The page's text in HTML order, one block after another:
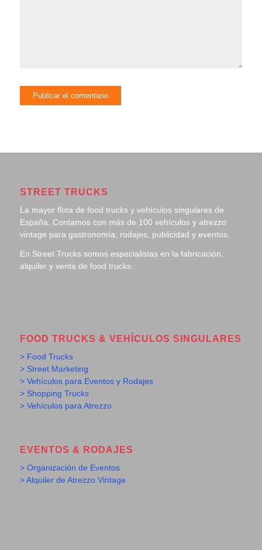
STREET TRUCKS
La mayor flota de food trucks y vehículos singulares de
España. Contamos con más de 100 vehículos y atrezzo
vintage para gastronomía, rodajes, publicidad y eventos.
En Street Trucks somos especialistas en la fabricación,
alquiler y venta de food trucks.
FOOD TRUCKS & VEHÍCULOS SINGULARES
> Food Trucks
> Street Marketing
> Vehículos para Eventos y Rodajes
> Shopping Trucks
> Vehículos para Atrezzo
EVENTOS & RODAJES
> Organización de Eventos
> Alquiler de Atrezzo Vintage